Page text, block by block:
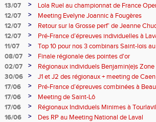
13/07
>
Lola Ruel au championnat de France
12/07
>
Meeting Evelyne Joannic à Fougères
12/07
>
Retour sur la Grosse perf’ de Jeanne
de l’Est Lyonnais
12/07 >
Pré-France d’épreuves individuelles à
11/07
>
Top 10 pour nos 3 combinars Saint-lois
d'EC à Aix-en-Provence
08/07 >
Finale régionale des pointes d'or
02/07
>
Régionaux individuels Benjamin(e)s
30/06
>
J1 et J2 des régionaux + meeting de Caen
17/06
>
Pré-France d’épreuves combinées à
17/06
>
Meeting de Saint-Lô
17/06
>
Régionaux Individuels Minimes à
16/06
>
Des RP au Meeting National de Laval